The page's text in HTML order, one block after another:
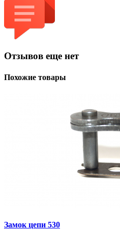
Отзывов еще нет
Похожие товары
Замок цепи 530